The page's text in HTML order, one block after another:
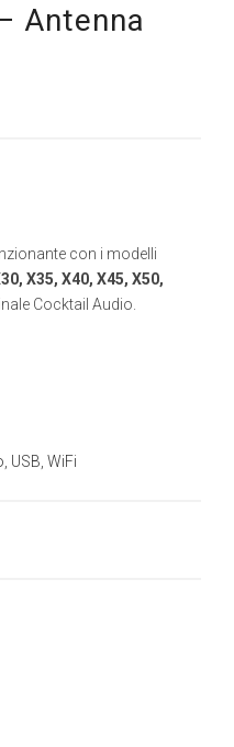
Antenna
con i modelli
X35, X40, X45, X50,
Cocktail Audio.
USB WiFi